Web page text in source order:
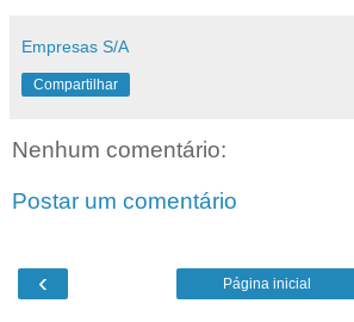
Empresas S/A
Compartilhar
Nenhum comentário:
Postar um comentário
‹ Página inicial